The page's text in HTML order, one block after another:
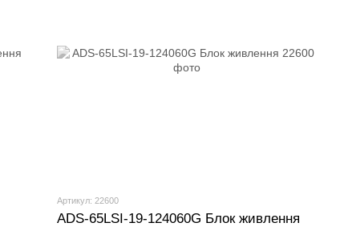
Артикул: 22600
ADS-65LSI-19-124060G Блок живлення